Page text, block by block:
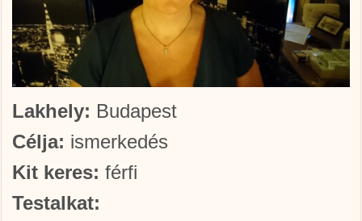
Lakhely: Budapest
Célja: ismerkedés
Kit keres: férfi
Testalkat: